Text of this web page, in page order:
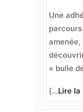
Une
parcours
amenée,
« bulle
[…Lire la